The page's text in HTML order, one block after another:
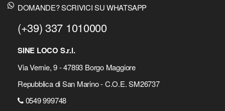
DOMANDE? SCRIVICI SU WHATSAPP
(+39) 337 1010000
SINE LOCO S.r.l.
Via Vernie, 9 - 47893 Borgo Maggiore
Repubblica di San Marino - C.O.E. SM26737
0549 999748